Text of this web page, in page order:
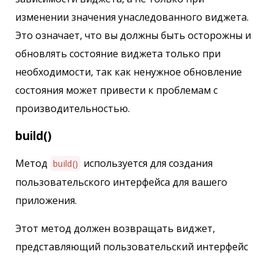
изменении значения унаследованного виджета.
Это означает, что вы должны быть осторожны и
обновлять состояние виджета только при
необходимости, так как ненужное обновление
состояния может привести к проблемам с
производительностью.
build()
Метод build() используется для создания
пользовательского интерфейса для вашего
приложения.
Этот метод должен возвращать виджет,
представляющий пользовательский интерфейс